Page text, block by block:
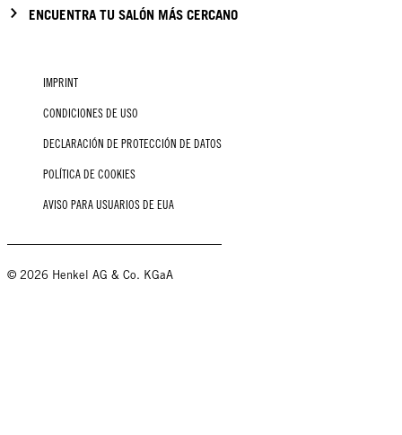
ENCUENTRA TU SALÓN MÁS CERCANO
IMPRINT
CONDICIONES DE USO
DECLARACIÓN DE PROTECCIÓN DE DATOS
POLÍTICA DE COOKIES
AVISO PARA USUARIOS DE EUA
© 2026 Henkel AG & Co. KGaA